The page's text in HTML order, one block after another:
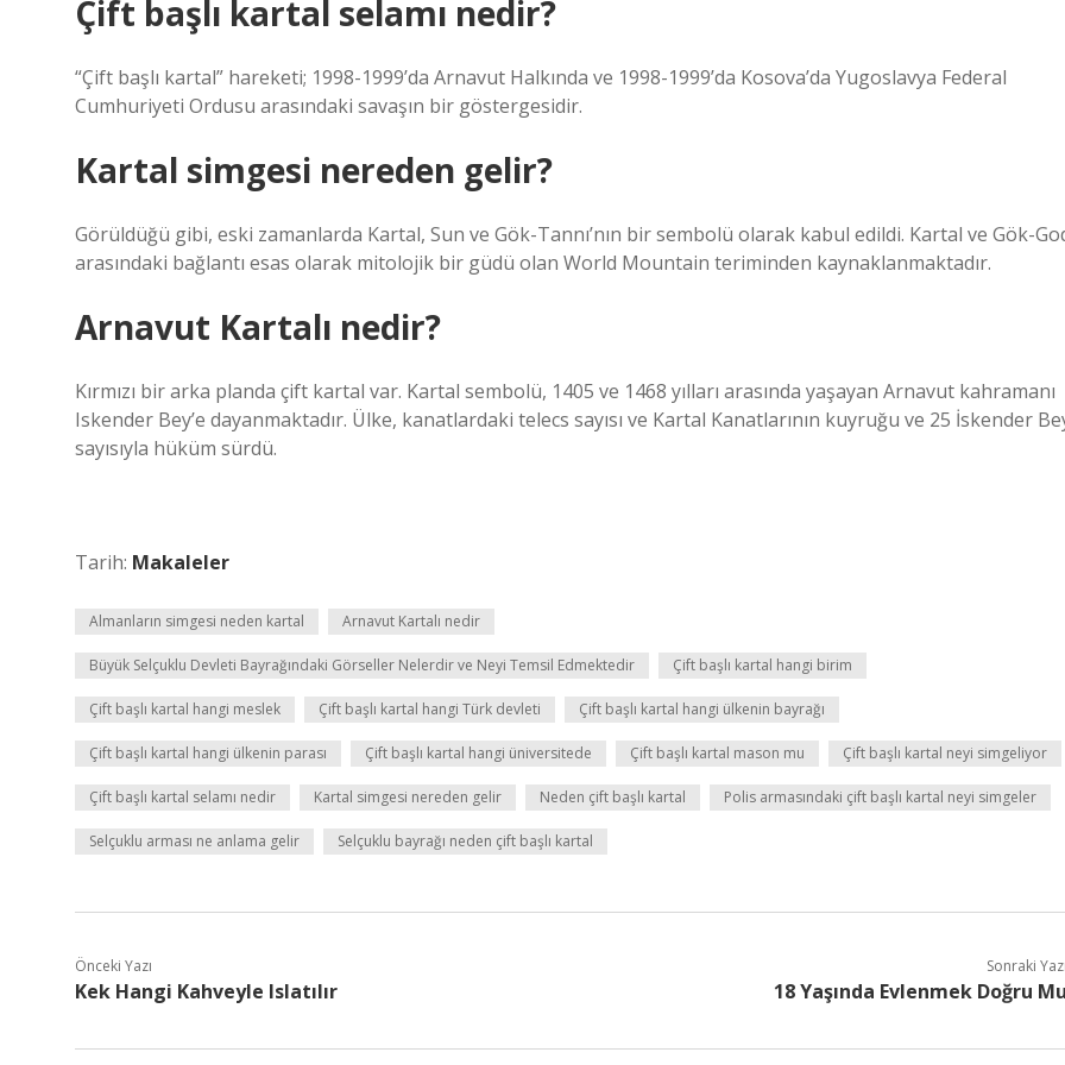
Çift başlı kartal selamı nedir?
“Çift başlı kartal” hareketi; 1998-1999’da Arnavut Halkında ve 1998-1999’da Kosova’da Yugoslavya Federal
Cumhuriyeti Ordusu arasındaki savaşın bir göstergesidir.
Kartal simgesi nereden gelir?
Görüldüğü gibi, eski zamanlarda Kartal, Sun ve Gök-Tannı’nın bir sembolü olarak kabul edildi. Kartal ve Gök-
arasındaki bağlantı esas olarak mitolojik bir güdü olan World Mountain teriminden kaynaklanmaktadır.
Arnavut Kartalı nedir?
Kırmızı bir arka planda çift kartal var. Kartal sembolü, 1405 ve 1468 yılları arasında yaşayan Arnavut kahramanı
Iskender Bey’e dayanmaktadır. Ülke, kanatlardaki telecs sayısı ve Kartal Kanatlarının kuyruğu ve 25 İskender
sayısıyla hüküm sürdü.
Tarih: Makaleler
Almanların simgesi neden kartal Arnavut Kartalı nedir
Büyük Selçuklu Devleti Bayrağındaki Görseller Nelerdir ve Neyi Temsil Edmektedir Çift başlı kartal hangi birim
Çift başlı kartal hangi meslek Çift başlı kartal hangi Türk devleti Çift başlı kartal hangi ülkenin bayrağı
Çift başlı kartal hangi ülkenin parası Çift başlı kartal hangi üniversitede Çift başlı kartal mason mu Çift başlı kartal neyi simgeliyor
Çift başlı kartal selamı nedir Kartal simgesi nereden gelir Neden çift başlı kartal Polis armasındaki çift başlı kartal neyi simgeler
Selçuklu arması ne anlama gelir Selçuklu bayrağı neden çift başlı kartal
Önceki Yazı
Kek Hangi Kahveyle Islatılır
Sonraki
18 Yaşında Evlenmek Doğru